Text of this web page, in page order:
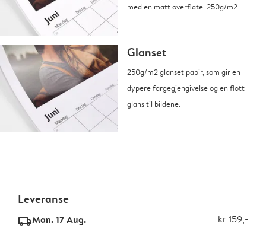
med en matt overflate. 250g/m2
Glanset
250g/m2 glanset papir, som gir en
dypere fargegjengivelse og en flott
glans til bildene.
Leveranse
delivery_standard_v2Man. 17 Aug. kr 159,-